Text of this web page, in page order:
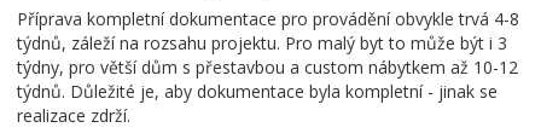
Příprava kompletní dokumentace pro provádění obvykle trvá 4-8
týdnů, záleží na rozsahu projektu. Pro malý byt to může být i 3
týdny, pro větší dům s přestavbou a custom nábytkem až 10-12
týdnů. Důležité je, aby dokumentace byla kompletní - jinak se
realizace zdrží.